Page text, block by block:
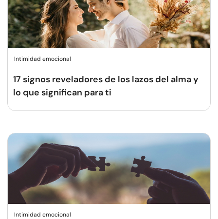
Intimidad emocional
17 signos reveladores de los lazos del alma y
lo que significan para ti
Intimidad emocional